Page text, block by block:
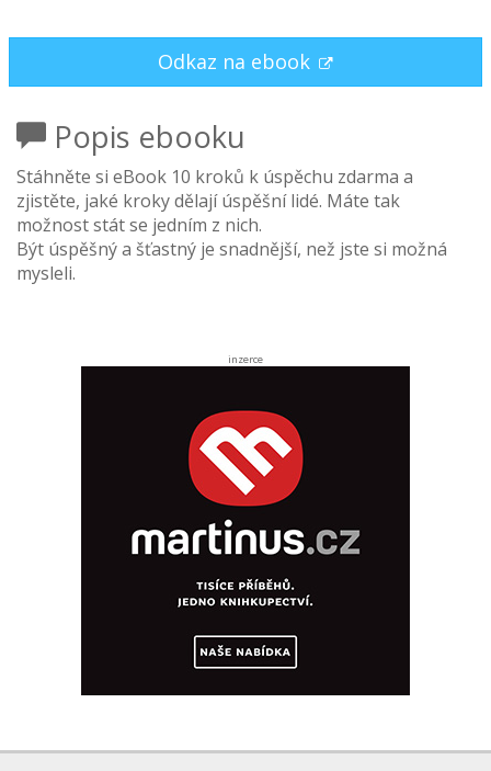
Odkaz na ebook
Popis ebooku
Stáhněte si eBook 10 kroků k úspěchu zdarma a
zjistěte, jaké kroky dělají úspěšní lidé. Máte tak
možnost stát se jedním z nich.
Být úspěšný a šťastný je snadnější, než jste si možná
mysleli.
inzerce